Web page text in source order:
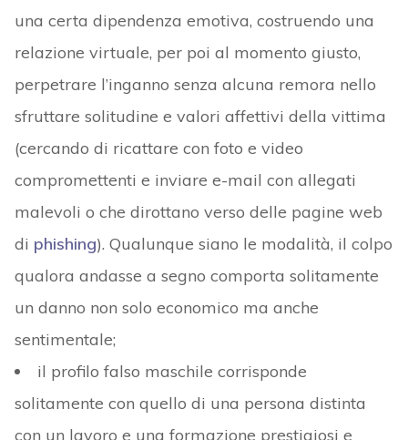
una certa dipendenza emotiva, costruendo una
relazione virtuale, per poi al momento giusto,
perpetrare l’inganno senza alcuna remora nello
sfruttare solitudine e valori affettivi della vittima
(cercando di ricattare con foto e video
compromettenti e inviare e-mail con allegati
malevoli o che dirottano verso delle pagine web
di phishing). Qualunque siano le modalità, il colpo
qualora andasse a segno comporta solitamente
un danno non solo economico ma anche
sentimentale;
il profilo falso maschile corrisponde
solitamente con quello di una persona distinta
con un lavoro e una formazione prestigiosi e